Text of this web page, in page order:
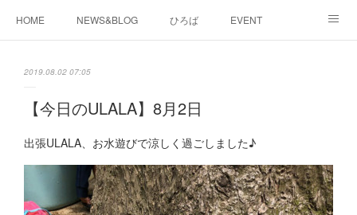
HOME NEWS&BLOG ひろば EVENT
2019.08.02 07:05
【今日のULALA】8月2日
出張ULALA、お水遊びで涼しく過ごしました♪